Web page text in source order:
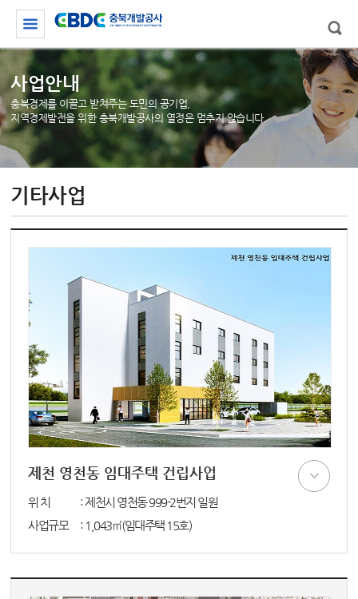
사업안내
충북경제를 이끌고 받쳐주는 도민의 공기업,
지역경제발전을 위한 충북개발공사의 열정은 멈추지 않습니다.
기타사업
제천 영천동 임대주택 건립사업
위 치
: 제천시 영천동 999-2번지 일원
사업규모
: 1,043㎡(임대주택 15호)